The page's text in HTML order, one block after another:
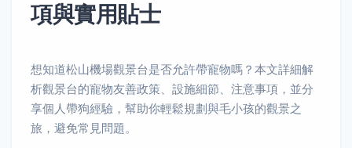
項與實用貼士
想知道松山機場觀景台是否允許帶寵物嗎？本文詳細解
析觀景台的寵物友善政策、設施細節、注意事項，並分
享個人帶狗經驗，幫助你輕鬆規劃與毛小孩的觀景之
旅，避免常見問題。